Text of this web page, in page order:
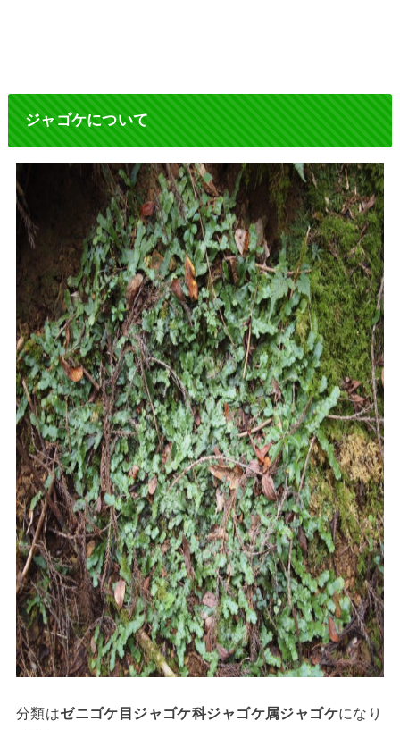
ジャゴケについて
分類はゼニゴケ目ジャゴケ科ジャゴケ属ジャゴケになり